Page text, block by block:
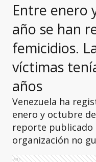
Entre enero
año se han
femicidios.
víctimas
años
Venezuela ha
enero y octubre
reporte publicado
organización no
Ads